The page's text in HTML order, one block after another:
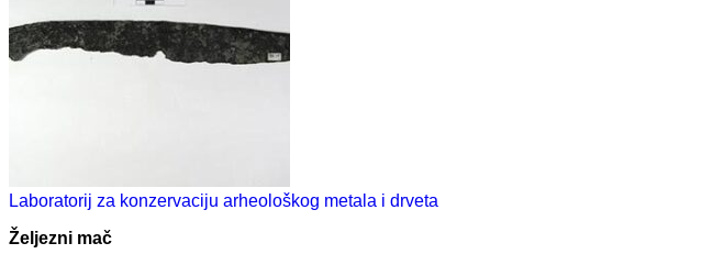
Laboratorij za konzervaciju arheološkog metala i drveta
Željezni mač